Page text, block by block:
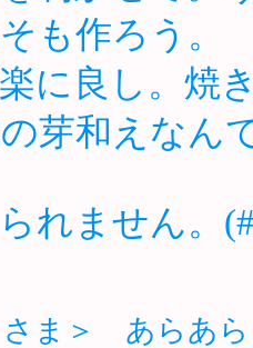
も作ろう。
に良し。焼
芽和えなん
れません。
ま＞ あらあら